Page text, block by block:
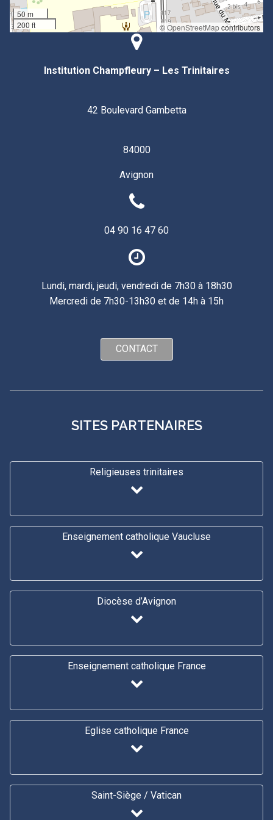
50 m
200 ft
©OpenStreetMapcontributors
Institution Champfleury – Les Trinitaires
42 Boulevard Gambetta
84000
Avignon
04 90 16 47 60
Lundi, mardi, jeudi, vendredi de 7h30 à 18h30
Mercredi de 7h30-13h30 et de 14h à 15h
CONTACT
SITES PARTENAIRES
Religieuses trinitaires
Enseignement catholique Vaucluse
Diocèse d’Avignon
Enseignement catholique France
Eglise catholique France
Saint-Siège / Vatican